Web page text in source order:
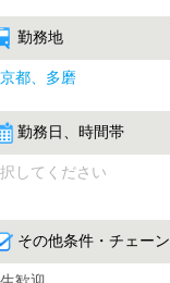
勤務地
都、多磨
勤務日、時間帯
してください
その他条件・チェーン